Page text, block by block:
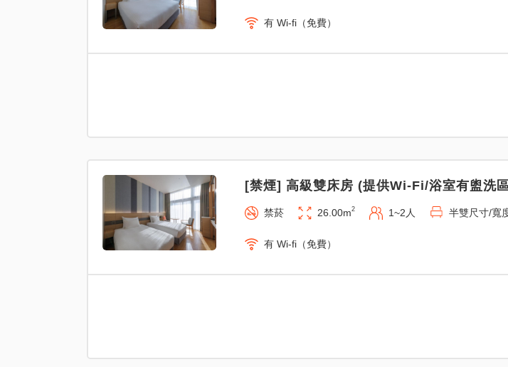
有 Wi-fi（免費）
[禁煙] 高級雙床房 (提供Wi-Fi/浴室有盥洗
禁菸 26.00m2 1~2人 半雙尺寸/寬
有 Wi-fi（免費）